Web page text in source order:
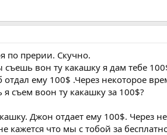
по прерии. Скучно.
съешь вон ту какашку я дам тебе
ему 100$ .Через некоторое
съем воон ту какашку за 100$?
Джон отдает ему 100$. Через
кажется что мы с тобой за